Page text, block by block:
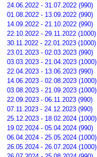
24.06.2022 - 31.07.2022 (990)
01.08.2022 - 13.09.2022 (990)
14.09.2022 - 21.10.2022 (990)
22.10.2022 - 29.11.2022 (1000)
30.11.2022 - 22.01.2023 (1000)
23.01.2023 - 02.03.2023 (990)
03.03.2023 - 21.04.2023 (1000)
22.04.2023 - 13.06.2023 (990)
14.06.2023 - 02.08.2023 (1000)
03.08.2023 - 21.09.2023 (1000)
22.09.2023 - 06.11.2023 (990)
07.11.2023 - 24.12.2023 (990)
25.12.2023 - 18.02.2024 (1000)
19.02.2024 - 05.04.2024 (990)
06.04.2024 - 25.05.2024 (1000)
26.05.2024 - 26.07.2024 (1000)